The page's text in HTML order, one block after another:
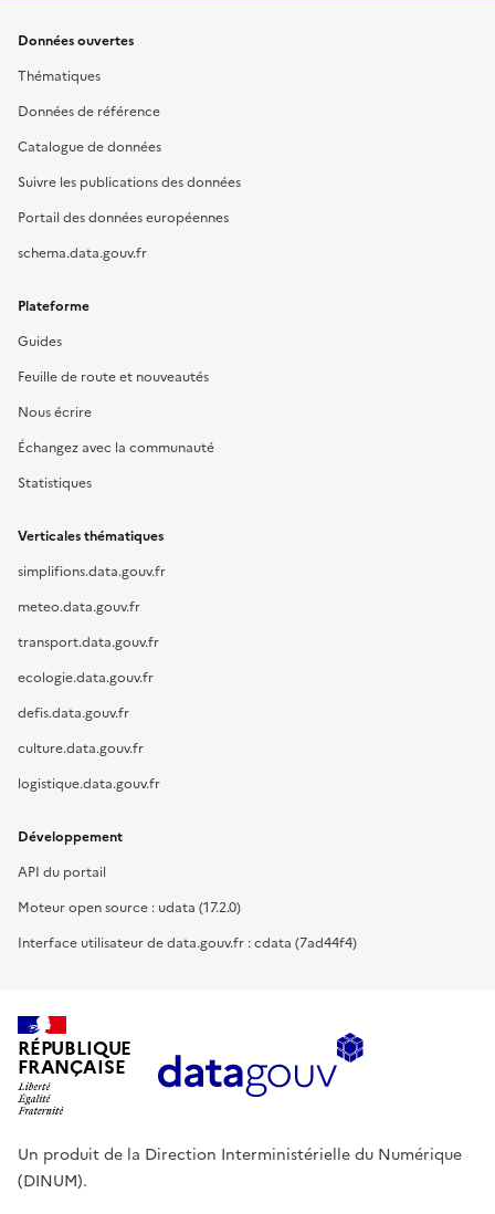
Données ouvertes
Thématiques
Données de référence
Catalogue de données
Suivre les publications des données
Portail des données européennes
schema.data.gouv.fr
Plateforme
Guides
Feuille de route et nouveautés
Nous écrire
Échangez avec la communauté
Statistiques
Verticales thématiques
simplifions.data.gouv.fr
meteo.data.gouv.fr
transport.data.gouv.fr
ecologie.data.gouv.fr
defis.data.gouv.fr
culture.data.gouv.fr
logistique.data.gouv.fr
Développement
API du portail
Moteur open source : udata (17.2.0)
Interface utilisateur de data.gouv.fr : cdata (7ad44f4)
RÉPUBLIQUE
FRANÇAISE
Un produit de la Direction Interministérielle du Numérique
(DINUM).